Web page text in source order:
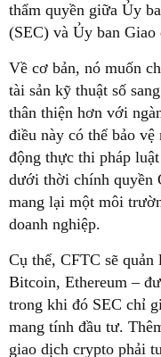
thẩm quyền giữa Ủy
(SEC) và Ủy ban
Về cơ bản, nó muốn
tài sản kỹ thuật số
thân thiện hơn với
điều này có thể bảo
động thực thi pháp
dưới thời chính quyền
mang lại một môi
doanh nghiệp.
Cụ thể, CFTC sẽ
Bitcoin, Ethereum –
trong khi đó SEC chỉ
mang tính đầu tư.
giao dịch crypto phải